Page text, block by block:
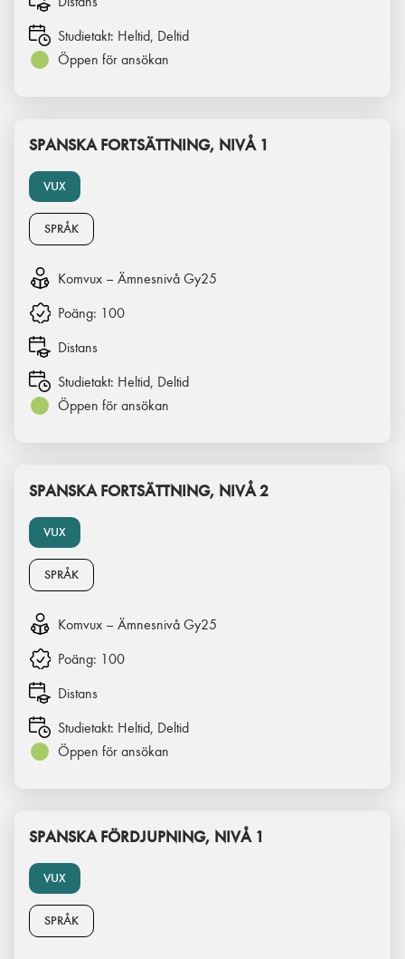
Studietakt: Heltid, Deltid
Öppen för ansökan
VUX
SPANSKA FORTSÄTTNING, NIVÅ 1
SPRÅK
Komvux – Ämnesnivå Gy25
Poäng: 100
Distans
Studietakt: Heltid, Deltid
Öppen för ansökan
VUX
SPANSKA FORTSÄTTNING, NIVÅ 2
SPRÅK
Komvux – Ämnesnivå Gy25
Poäng: 100
Distans
Studietakt: Heltid, Deltid
Öppen för ansökan
VUX
SPANSKA FÖRDJUPNING, NIVÅ 1
SPRÅK